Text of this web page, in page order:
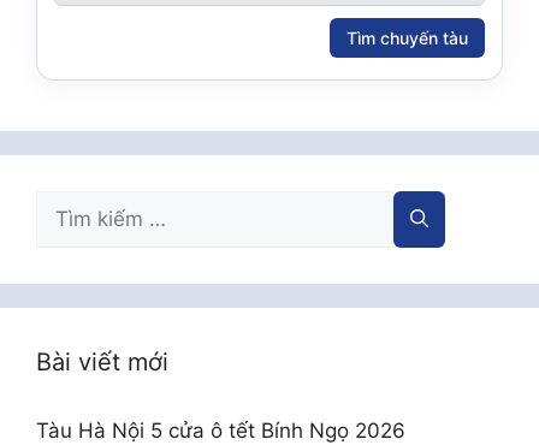
Tìm chuyến tàu
Tìm
Bài viết mới
Tàu Hà Nội 5 cửa ô tết Bính Ngọ 2026